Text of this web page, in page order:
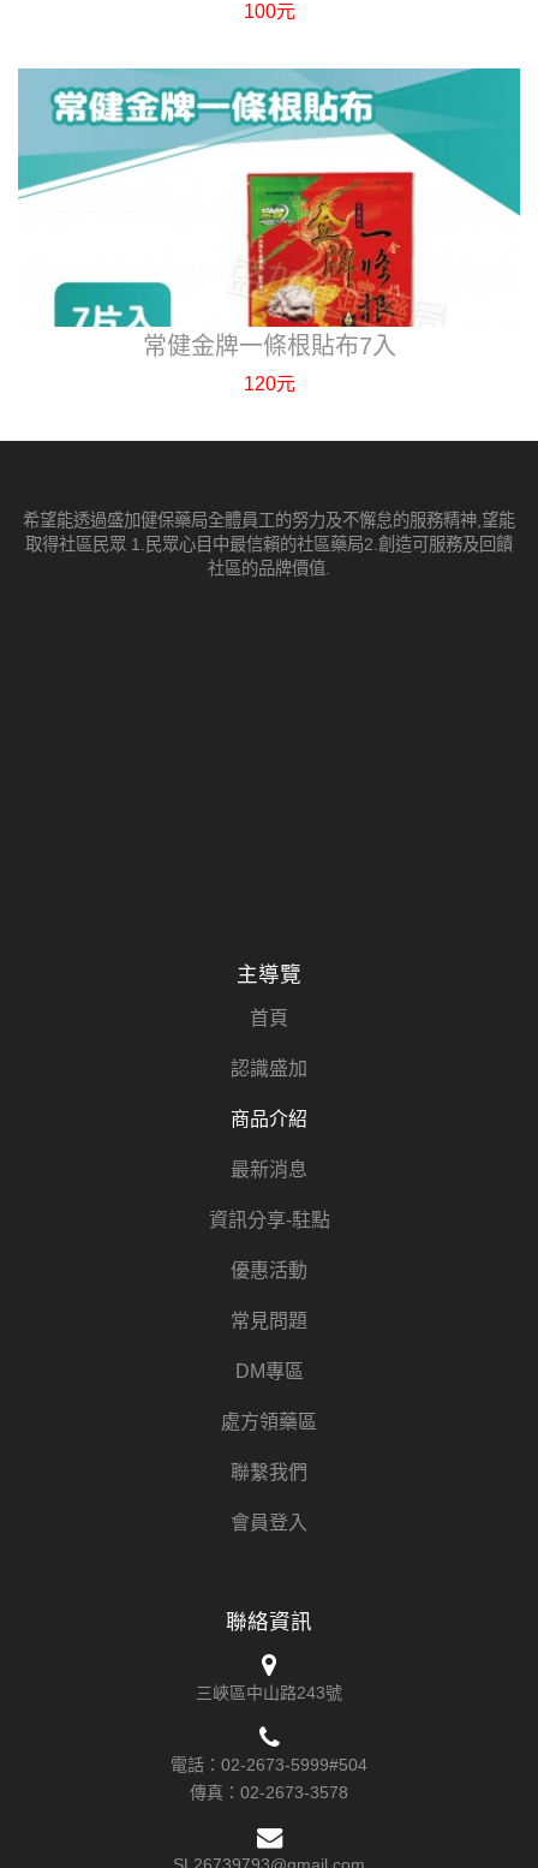
100元
常健金牌一條根貼布7入
120元
希望能透過盛加健保藥局全體員工的努力及不懈怠的服務精神,望能
取得社區民眾 1.民眾心目中最信賴的社區藥局2.創造可服務及回饋
社區的品牌價值.
主導覽
首頁
認識盛加
商品介紹
最新消息
資訊分享-駐點
優惠活動
常見問題
DM專區
處方領藥區
聯繫我們
會員登入
聯絡資訊
三峽區中山路243號
電話： 02-2673-5999#504
傳真： 02-2673-3578
SL26739793@gmail.com